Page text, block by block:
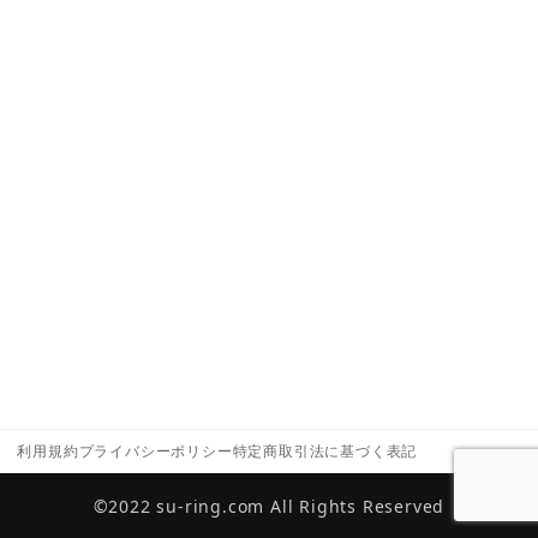
利用規約プライバシーポリシー特定商取引法に基づく表記
©2022 su-ring.com All Rights Reserved